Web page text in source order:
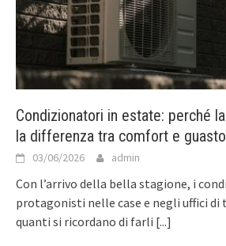
Condizionatori in estate: perché
la differenza tra comfort e guasto
03/06/2026 admin
Con l’arrivo della bella stagione, i
protagonisti nelle case e negli uffici di
quanti si ricordano di farli [...]